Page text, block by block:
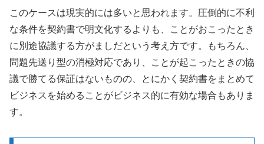
このケースは現実的には多いと思われます。圧倒的に不利
な条件を契約書で明文化するよりも、ことがおこったとき
に別途協議する方がましだという考え方です。もちろん、
問題先送り型の消極対応であり、ことが起こったときの協
議で勝てる保証はないものの、とにかく契約書をまとめて
ビジネスを始めることがビジネス的に有効な場合もありま
す。